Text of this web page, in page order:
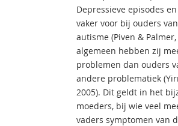
Depressieve episodes
vaker voor bij ouders
autisme (Piven &
algemeen hebben zij
problemen dan ouders
andere problematiek
2005). Dit geldt in het
moeders, bij wie veel
vaders symptomen van